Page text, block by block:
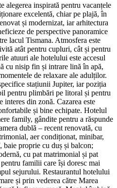
inspirată pentru vacanțele
excelentă, chiar pe plajă, în
și modernizat, iar arhitectura
de perspective panoramice
lacul Tismana. Atmosfera este
atât pentru cupluri, cât și pentru
atuuri ale hotelului este accesul
cu nisip fin și intrare lină în apă,
de relaxare ale adulților.
stațiunii Jupiter, iar poziția
pentru plimbări pe litoral și pentru
interes din zonă. Cazarea este
și bine echipate. Hotelul
family, gândite pentru a răspunde
dublă – recent renovată, cu
aer condiționat, minibar,
proprie cu duș și balcon;
cu pat matrimonial și pat
familii care își doresc mai
sejurului. Restaurantul hotelului
și prin vederea către Marea